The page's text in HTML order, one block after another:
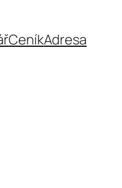
CeníkAdresa